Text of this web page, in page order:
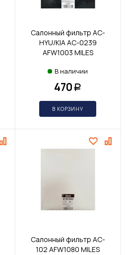
Салонный фильтр AC-
HYU/KIA AC-0239
AFW1003 MILES
В наличии
470 Р
В КОРЗИНУ
Салонный фильтр AC-
102 AFW1080 MILES